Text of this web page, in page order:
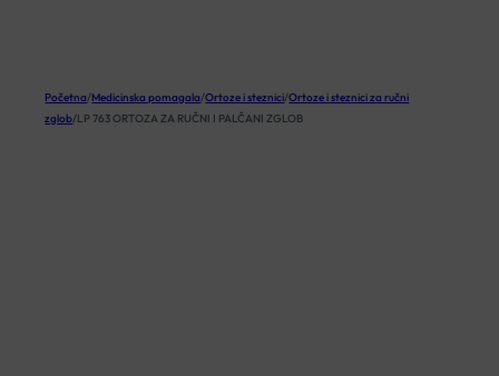
Početna/Medicinska pomagala/Ortoze i steznici/Ortoze i steznici za ručni
zglob/LP 763 ORTOZA ZA RUČNI I PALČANI ZGLOB